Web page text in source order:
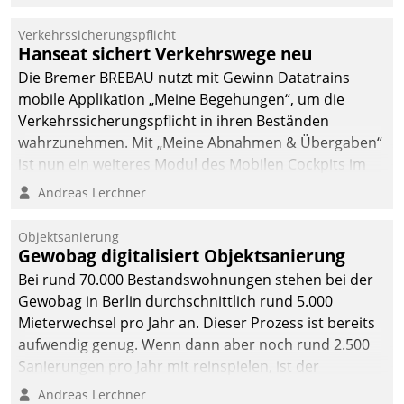
Verkehrssicherungspflicht
Hanseat sichert Verkehrswege neu
Die Bremer BREBAU nutzt mit Gewinn Datatrains
mobile Applikation „Meine Begehungen“, um die
Verkehrssicherungspflicht in ihren Beständen
wahrzunehmen. Mit „Meine Abnahmen & Übergaben“
ist nun ein weiteres Modul des Mobilen Cockpits im
Einsatz.
Andreas Lerchner
Objektsanierung
Gewobag digitalisiert Objektsanierung
Bei rund 70.000 Bestandswohnungen stehen bei der
Gewobag in Berlin durchschnittlich rund 5.000
Mieterwechsel pro Jahr an. Dieser Prozess ist bereits
aufwendig genug. Wenn dann aber noch rund 2.500
Sanierungen pro Jahr mit reinspielen, ist der
Betreuungs- und Organisationsaufwand immens. Im
Andreas Lerchner